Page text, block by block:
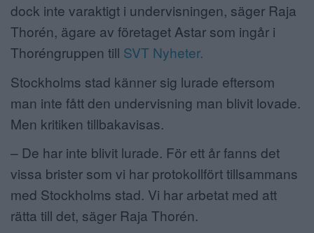
dock inte varaktigt i undervisningen, säger Raja
Thorén, ägare av företaget Astar som ingår i
Thoréngruppen till SVT Nyheter.
Stockholms stad känner sig lurade eftersom
man inte fått den undervisning man blivit lovade.
Men kritiken tillbakavisas.
– De har inte blivit lurade. För ett år fanns det
vissa brister som vi har protokollfört tillsammans
med Stockholms stad. Vi har arbetat med att
rätta till det, säger Raja Thorén.